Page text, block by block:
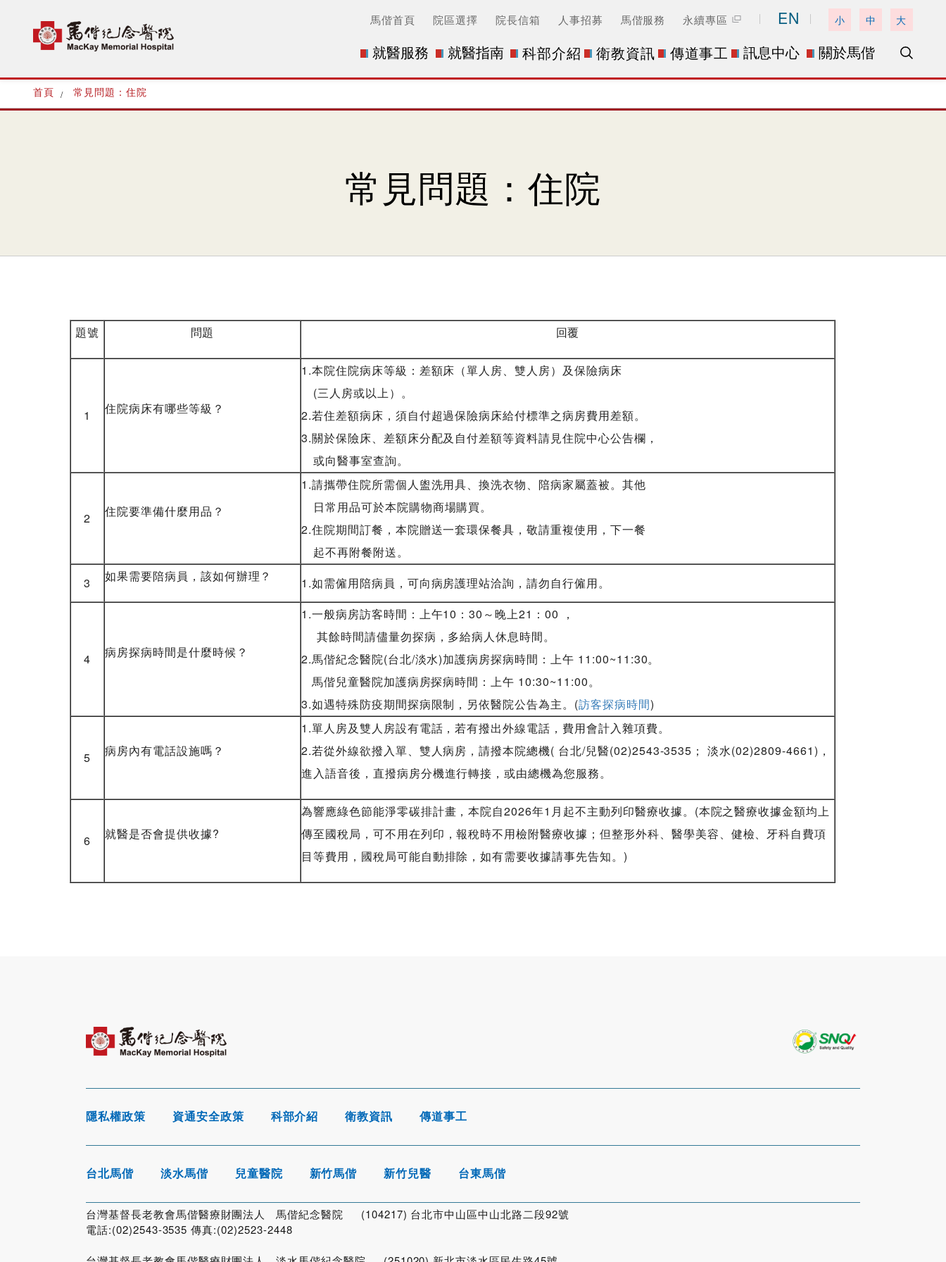
馬偕首頁 院區選擇 院長信箱 人事招募 馬偕服務 永續專區 EN 小 中 大
就醫服務 就醫指南 科部介紹 衛教資訊 傳道事工 訊息中心 關於馬偕
首頁 常見問題：住院
常見問題：住院
題號 問題 回覆
1 住院病床有哪些等級？
1.本院住院病床等級：差額床（單人房、雙人房）及保險病床
(三人房或以上）。
2.若住差額病床，須自付超過保險病床給付標準之病房費用差額。
3.關於保險床、差額床分配及自付差額等資料請見住院中心公告欄，
或向醫事室查詢。
2 住院要準備什麼用品？
1.請攜帶住院所需個人盥洗用具、換洗衣物、陪病家屬蓋被。其他
日常用品可於本院購物商場購買。
2.住院期間訂餐，本院贈送一套環保餐具，敬請重複使用，下一餐
起不再附餐附送。
3
如果需要陪病員，該如何辦理？ 1.如需僱用陪病員，可向病房護理站洽詢，請勿自行僱用。
4 病房探病時間是什麼時候？
1.一般病房訪客時間：上午10：30～晚上21：00 ，
其餘時間請儘量勿探病，多給病人休息時間。
2.馬偕紀念醫院(台北/淡水)加護病房探病時間：上午 11:00~11:30。
馬偕兒童醫院加護病房探病時間：上午 10:30~11:00。
3.如遇特殊防疫期間探病限制，另依醫院公告為主。(訪客探病時間)
5 病房內有電話設施嗎？
1.單人房及雙人房設有電話，若有撥出外線電話，費用會計入雜項費。
2.若從外線欲撥入單、雙人病房，請撥本院總機( 台北/兒醫(02)2543-3535； 淡水(02)2809-4661)，
進入語音後，直撥病房分機進行轉接，或由總機為您服務。
6 就醫是否會提供收據?
為響應綠色節能淨零碳排計畫，本院自2026年1月起不主動列印醫療收據。(本院之醫療收據金額均上
傳至國稅局，可不用在列印，報稅時不用檢附醫療收據；但整形外科、醫學美容、健檢、牙科自費項
目等費用，國稅局可能自動排除，如有需要收據請事先告知。)
隱私權政策 資通安全政策 科部介紹 衛教資訊 傳道事工
台北馬偕 淡水馬偕 兒童醫院 新竹馬偕 新竹兒醫 台東馬偕
台灣基督長老教會馬偕醫療財團法人 馬偕紀念醫院 (104217) 台北市中山區中山北路二段92號
電話:(02)2543-3535 傳真:(02)2523-2448